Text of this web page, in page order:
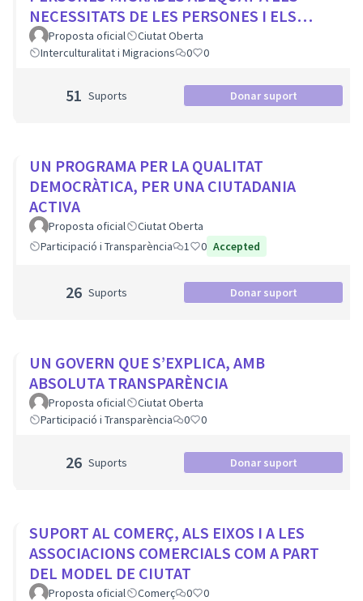
NECESSITATS DE LES PERSONES I ELS
MUNICIPIS
Proposta oficial
Ciutat Oberta
Interculturalitat i Migracions
0 0
51 Suports Donar suport
UN PROGRAMA PER LA QUALITAT
DEMOCRÀTICA, PER UNA CIUTADANIA
ACTIVA
Proposta oficial
Ciutat Oberta
Participació i Transparència
1 0 Accepted
26 Suports Donar suport
UN GOVERN QUE S’EXPLICA, AMB
ABSOLUTA TRANSPARÈNCIA
Proposta oficial
Ciutat Oberta
Participació i Transparència
0 0
26 Suports Donar suport
SUPORT AL COMERÇ, ALS EIXOS I A LES
ASSOCIACIONS COMERCIALS COM A PART
DEL MODEL DE CIUTAT
Proposta oficial Comerç 0 0